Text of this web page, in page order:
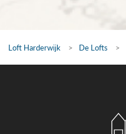
Loft Harderwijk > De Lofts >